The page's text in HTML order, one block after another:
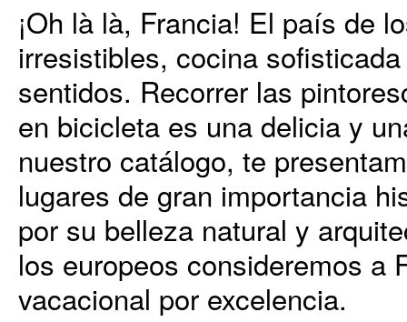
¡Oh là là, Francia! El país de
irresistibles, cocina
sentidos. Recorrer las
en bicicleta es una delicia y
nuestro catálogo, te
lugares de gran importancia
por su belleza natural y
los europeos consideremos a
vacacional por excelencia.